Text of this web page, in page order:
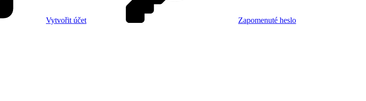
Vytvořit účet Zapomenuté heslo